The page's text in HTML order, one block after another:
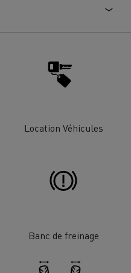
Location Véhicules
Banc de freinage